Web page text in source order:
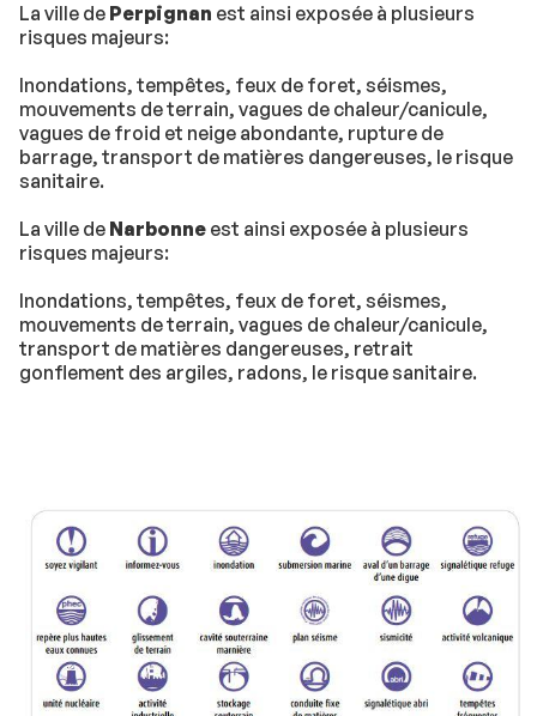
La ville de Perpignan est ainsi exposée à plusieurs
risques majeurs:
Inondations, tempêtes, feux de foret, séismes,
mouvements de terrain, vagues de chaleur/canicule,
vagues de froid et neige abondante, rupture de
barrage, transport de matières dangereuses, le risque
sanitaire.
La ville de Narbonne est ainsi exposée à plusieurs
risques majeurs:
Inondations, tempêtes, feux de foret, séismes,
mouvements de terrain, vagues de chaleur/canicule,
transport de matières dangereuses, retrait
gonflement des argiles, radons, le risque sanitaire.